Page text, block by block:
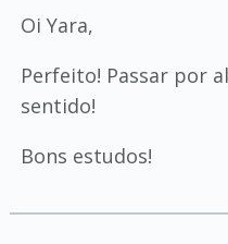
Oi Yara,
Perfeito! Passar por
sentido!
Bons estudos!